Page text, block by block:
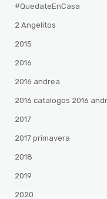
#QuedateEnCasa
2 Angelitos
2015
2016
2016 andrea
2016 catalogos 2016
2017
2017 primavera
2018
2019
2020